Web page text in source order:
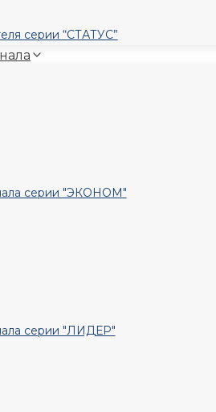
серии “СТАТУС”
серии "ЭКОНОМ"
серии "ЛИДЕР"